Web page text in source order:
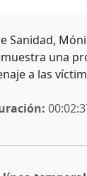
Sanidad,
una
a las